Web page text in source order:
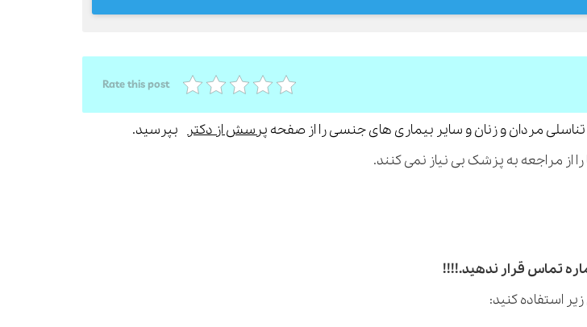
Rate this post
مردان و زنان و سایر بیماری های جنسی را از صفحه پرسش از دکتر بپرسید.
تماس قرار ندهید.!!!!
استفاده کنید: